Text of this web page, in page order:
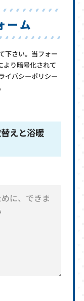
ーム
下さい。当フォー
より暗号化されて
イバシーポリシー
えと浴暖